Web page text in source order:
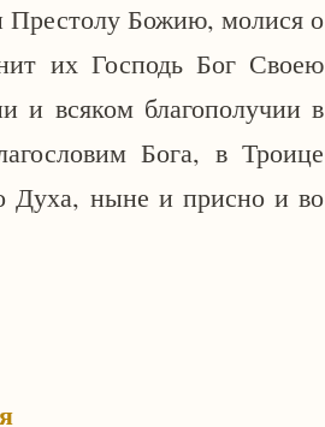
Престолу Божию, молися о
их Господь Бог Своею
и всяком благополучии в
Бога, в Троице
Духа, ныне и присно и во